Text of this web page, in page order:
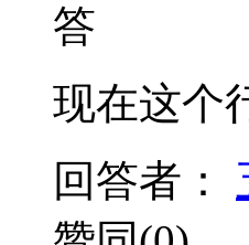
答
现在这个
回答者：